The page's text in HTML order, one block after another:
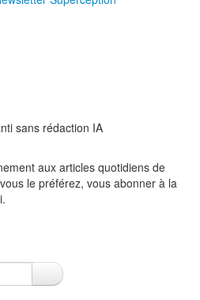
aux articles quotidiens de
le préférez, vous abonner à la